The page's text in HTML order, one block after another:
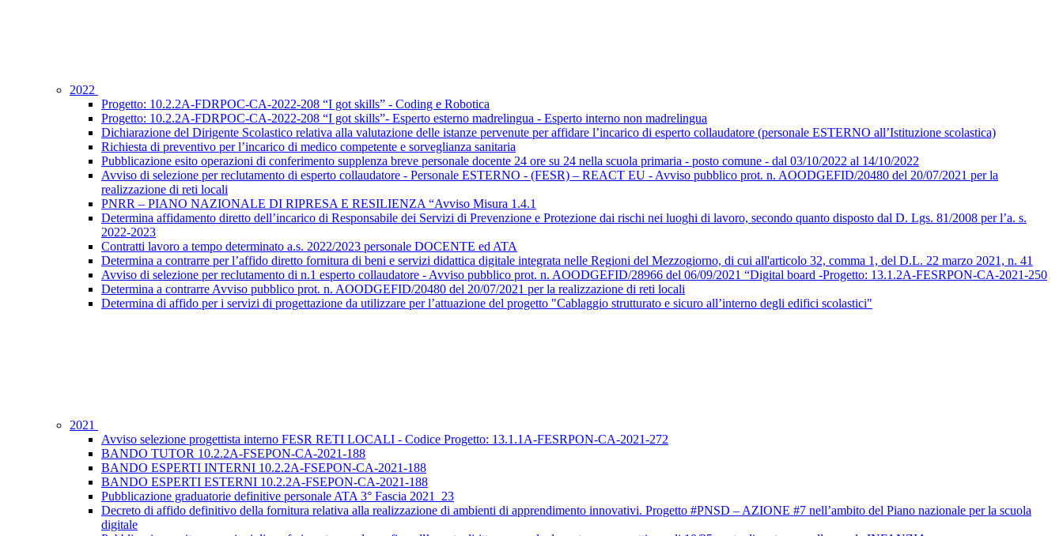
2022
Progetto: 10.2.2A-FDRPOC-CA-2022-208 “I got skills” - Coding e Robotica
Progetto: 10.2.2A-FDRPOC-CA-2022-208 “I got skills”- Esperto esterno madrelingua - Esperto interno non madrelingua
Dichiarazione del Dirigente Scolastico relativa alla valutazione delle istanze pervenute per affidare l’incarico di esperto collaudatore (personale ESTERNO all’Istituzione scolastica)
Richiesta di preventivo per l’incarico di medico competente e sorveglianza sanitaria
Pubblicazione esito operazioni di conferimento supplenza breve personale docente 24 ore su 24 nella scuola primaria - posto comune - dal 03/10/2022 al 14/10/2022
Avviso di selezione per reclutamento di esperto collaudatore - Personale ESTERNO - (FESR) – REACT EU - Avviso pubblico prot. n. AOODGEFID/20480 del 20/07/2021 per la
realizzazione di reti locali
PNRR – PIANO NAZIONALE DI RIPRESA E RESILIENZA “Avviso Misura 1.4.1
Determina affidamento diretto dell’incarico di Responsabile dei Servizi di Prevenzione e Protezione dai rischi nei luoghi di lavoro, secondo quanto disposto dal D. Lgs. 81/2008 per l’a. s.
2022-2023
Contratti lavoro a tempo determinato a.s. 2022/2023 personale DOCENTE ed ATA
Determina a contrarre per l’affido diretto fornitura di beni e servizi didattica digitale integrata nelle Regioni del Mezzogiorno, di cui all'articolo 32, comma 1, del D.L. 22 marzo 2021, n. 41
Avviso di selezione per reclutamento di n.1 esperto collaudatore - Avviso pubblico prot. n. AOODGEFID/28966 del 06/09/2021 “Digital board -Progetto: 13.1.2A-FESRPON-CA-2021-250
Determina a contrarre Avviso pubblico prot. n. AOODGEFID/20480 del 20/07/2021 per la realizzazione di reti locali
Determina di affido per i servizi di progettazione da utilizzare per l’attuazione del progetto "Cablaggio strutturato e sicuro all’interno degli edifici scolastici"
2021
Avviso selezione progettista interno FESR RETI LOCALI - Codice Progetto: 13.1.1A-FESRPON-CA-2021-272
BANDO TUTOR 10.2.2A-FSEPON-CA-2021-188
BANDO ESPERTI INTERNI 10.2.2A-FSEPON-CA-2021-188
BANDO ESPERTI ESTERNI 10.2.2A-FSEPON-CA-2021-188
Pubblicazione graduatorie definitive personale ATA 3° Fascia 2021_23
Decreto di affido definitivo della fornitura relativa alla realizzazione di ambienti di apprendimento innovativi. Progetto #PNSD – AZIONE #7 nell’ambito del Piano nazionale per la scuola
digitale